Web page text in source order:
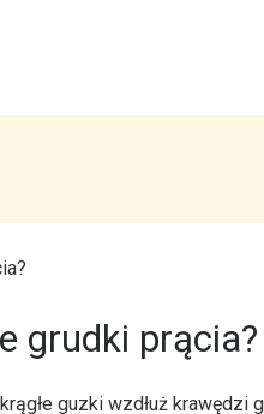
grudki prącia?
guzki wzdłuż krawędzi